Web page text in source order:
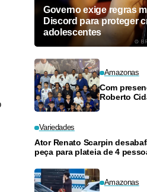
Governo exige regras
Discord para proteger
adolescentes
Amazonas
Com
Roberto
Variedades
Ator Renato Scarpin
peça para plateia de 4
Amazonas